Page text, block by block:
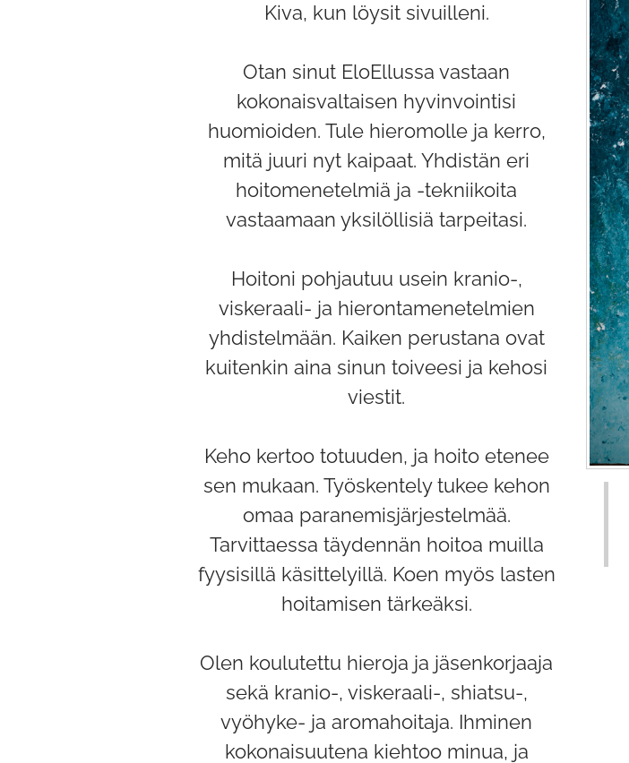
Kiva, kun löysit sivuilleni.
Otan sinut EloEllussa vastaan
kokonaisvaltaisen hyvinvointisi
huomioiden. Tule hieromolle ja kerro,
mitä juuri nyt kaipaat. Yhdistän eri
hoitomenetelmiä ja -tekniikoita
vastaamaan yksilöllisiä tarpeitasi.
Hoitoni pohjautuu usein kranio-,
viskeraali- ja hierontamenetelmien
yhdistelmään. Kaiken perustana ovat
kuitenkin aina sinun toiveesi ja kehosi
viestit.
Keho kertoo totuuden, ja hoito etenee
sen mukaan. Työskentely tukee kehon
omaa paranemisjärjestelmää.
Tarvittaessa täydennän hoitoa muilla
fyysisillä käsittelyillä. Koen myös lasten
hoitamisen tärkeäksi.
Olen koulutettu hieroja ja jäsenkorjaaja
sekä kranio-, viskeraali-, shiatsu-,
vyöhyke- ja aromahoitaja. Ihminen
kokonaisuutena kiehtoo minua, ja